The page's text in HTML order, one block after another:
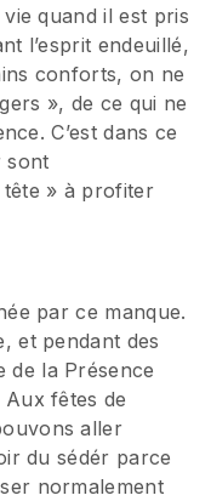
quand il est pris
l’esprit endeuillé,
conforts, on ne
», de ce qui ne
C’est dans ce
sont
tête » à profiter
par ce manque.
et pendant des
de la Présence
Aux fêtes de
aller
du sédér parce
normalement